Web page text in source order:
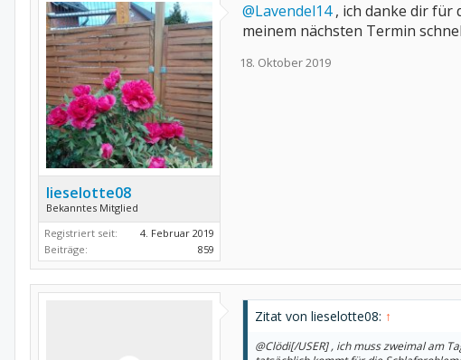
lieselotte08
Bekanntes Mitglied
Registriert seit:
4. Februar 2019
Beiträge:
859
@Lavendel14, ich danke dir für
meinem nächsten Termin
18. Oktober 2019
Zitat von lieselotte08: ↑
@Clödi[/USER] , ich muss zweimal am